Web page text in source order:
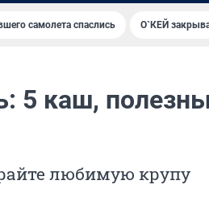
самолета спаслись О`КЕЙ
5 каш,
любимую крупу